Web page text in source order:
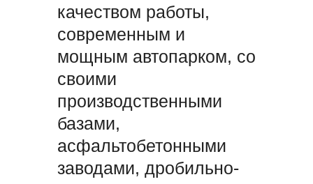
качеством работы,
современным и
мощным автопарком, со
своими
производственными
базами,
асфальтобетонными
заводами, дробильно-